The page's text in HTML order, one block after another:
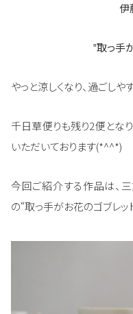
伊
‟取っ手
やっと涼しくなり、過ごしや
千日草便りも残り2便となり
いただいております(*^^*)
今回ご紹介する作品は、
の“取っ手がお花のゴブレッ